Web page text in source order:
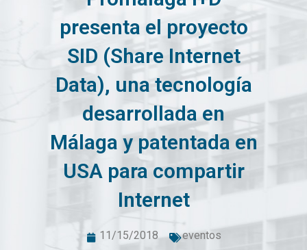
presenta el proyecto
SID (Share Internet
Data), una tecnología
desarrollada en
Málaga y patentada en
USA para compartir
Internet
11/15/2018 eventos